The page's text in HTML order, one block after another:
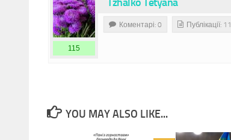
115
Коментарі: 0 Публікації:
YOU MAY ALSO LIKE...